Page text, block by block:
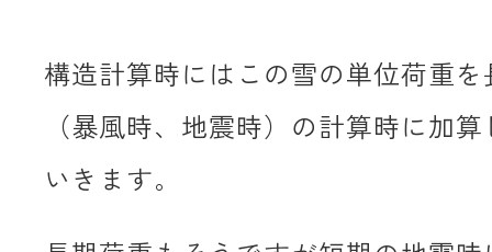
構造計算時にはこの雪の単位荷重
（暴風時、地震時）の計算時に加
いきます。